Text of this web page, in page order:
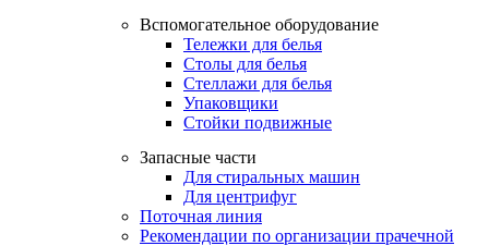
Вспомогательное оборудование
Тележки для белья
Столы для белья
Стеллажи для белья
Упаковщики
Стойки подвижные
Запасные части
Для стиральных машин
Для центрифуг
Поточная линия
Рекомендации по организации прачечной